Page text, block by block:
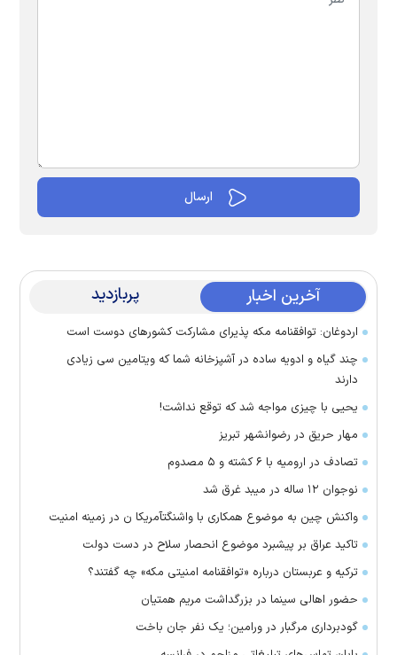
آخرین اخبار پربازدید
اردوغان: توافقنامه مکه پذیرای مشارکت کشور‌های دوست است
چند گیاه و ادویه ساده در آشپزخانه شما که ویتامین سی زیادی
دارند
یحیی با چیزی مواجه شد که توقع نداشت!
مهار حریق در رضوانشهر تبریز
تصادف در ارومیه با ۶ کشته و ۵ مصدوم
نوجوان ۱۲ ساله در میبد غرق شد
واکنش چین به موضوع همکاری با واشنگتآمریکا ن در زمینه امنیت
تاکید عراق بر پیشبرد موضوع انحصار سلاح در دست دولت
ترکیه و عربستان درباره «توافقنامه امنیتی مکه» چه گفتند؟
حضور اهالی سینما در بزرگداشت مریم همتیان
گودبرداری مرگبار در ورامین؛ یک نفر جان باخت